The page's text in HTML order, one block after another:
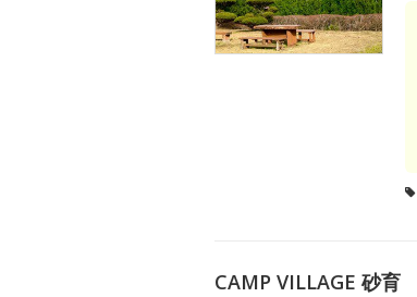
CAMP VILLAGE 砂育